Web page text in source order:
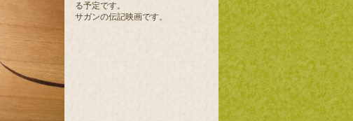
る予定です。
サガンの伝記映画です。